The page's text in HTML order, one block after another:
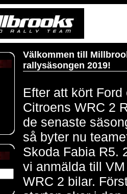
Välkommen till
rallysäsongen 2019!
Efter att kört Ford
Citroens WRC 2
de senaste
så byter nu
Skoda Fabia R5.
vi anmälda till
WRC 2 bilar.